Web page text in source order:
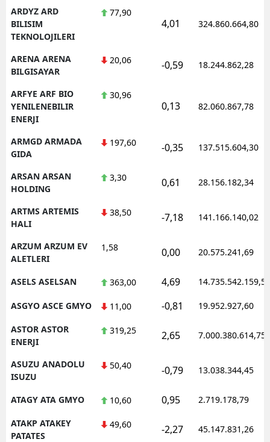
ARDYZ ARD
BILISIM
TEKNOLOJILERI
77,90
4,01 324.860.664,80
ARENA ARENA
BILGISAYAR
20,06 -0,59 18.244.862,28
ARFYE ARF BIO
YENILENEBILIR
ENERJI
30,96
0,13 82.060.867,78
ARMGD ARMADA
GIDA
197,60 -0,35 137.515.604,30
ARSAN ARSAN
HOLDING
3,30 0,61 28.156.182,34
ARTMS ARTEMIS
HALI
38,50 -7,18 141.166.140,02
ARZUM ARZUM EV
ALETLERI
1,58 0,00 20.575.241,69
ASELS ASELSAN 363,00 4,69 14.735.542.159,50
ASGYO ASCE GMYO 11,00 -0,81 19.952.927,60
ASTOR ASTOR
ENERJI
319,25 2,65 7.000.380.614,75
ASUZU ANADOLU
ISUZU
50,40 -0,79 13.038.344,45
ATAGY ATA GMYO 10,60 0,95 2.719.178,79
ATAKP ATAKEY
PATATES
49,60 -2,27 45.147.831,26